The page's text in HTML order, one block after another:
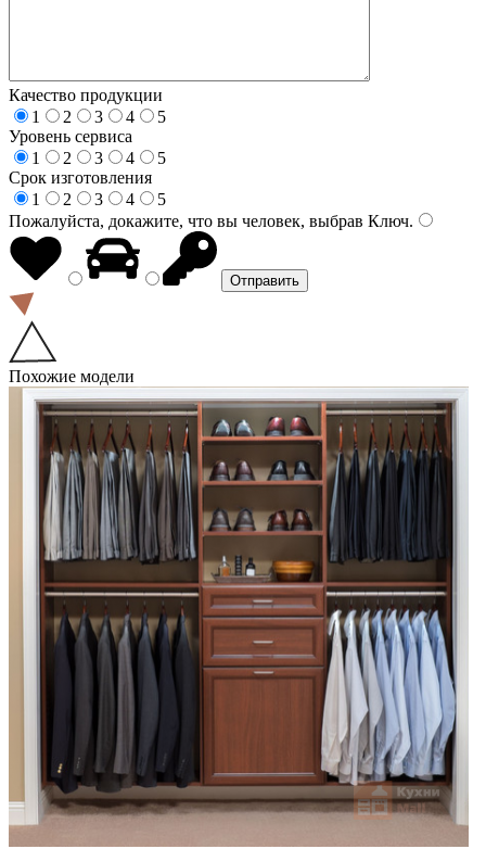
Качество продукции
1
2 3 4
5
Уровень сервиса
1
2 3 4
5
Срок изготовления
1
2 3 4
5
Пожалуйста, докажите, что вы человек, выбрав Ключ.
Похожие модели